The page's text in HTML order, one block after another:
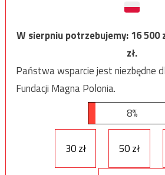
W sierpniu potrzebujemy:16 500
zł.
Państwa wsparcie jest niezbędne
Fundacji Magna Polonia.
8%
30 zł 50 zł